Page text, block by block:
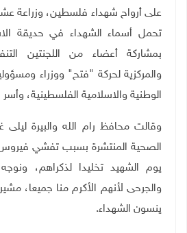
على أرواح شهداء فلسطين، وزراعة
تحمل أسماء الشهداء في حديقة
بمشاركة أعضاء من اللجنتين
والمركزية لحركة "فتح" ووزراء
الوطنية والاسلامية الفلسطينية،
وقالت محافظ رام الله والبيرة
الصحية المنتشرة بسبب تفشي فيروس
يوم الشهيد تخليدا لذكراهم،
والجرحى لأنهم الأكرم منا جميعا،
ينسون الشهداء.